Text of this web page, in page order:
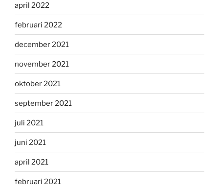
april 2022
februari 2022
december 2021
november 2021
oktober 2021
september 2021
juli 2021
juni 2021
april 2021
februari 2021